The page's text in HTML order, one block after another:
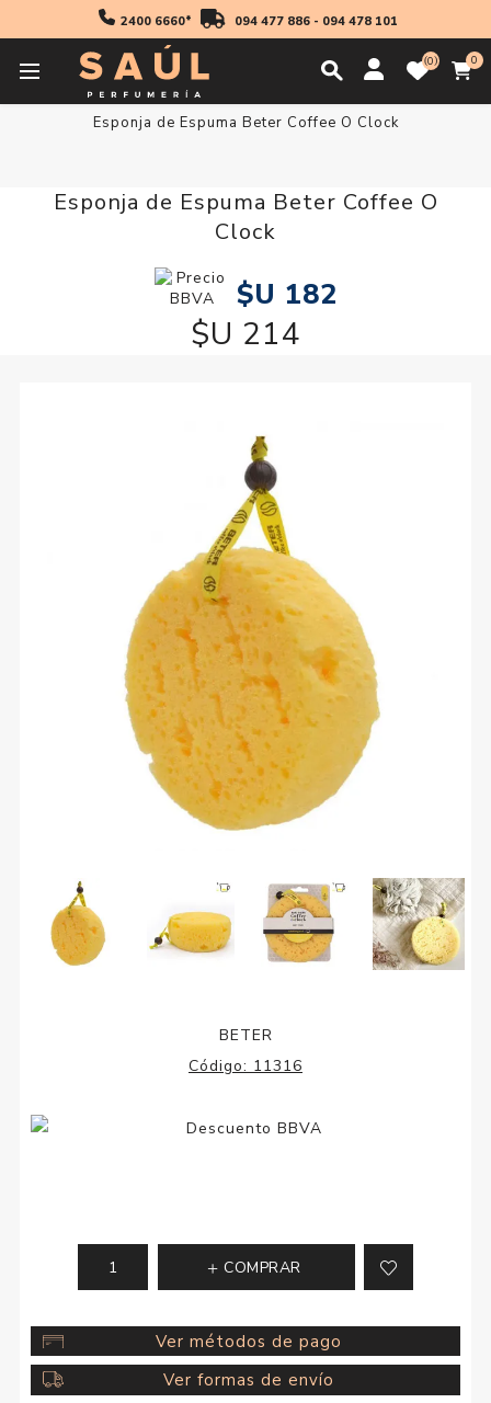
2400 6660* 094 477 886- 094 478 101
0 0
Maquillaje Rostro
Esponja de Espuma Beter Coffee O Clock
Esponja de Espuma Beter Coffee O
Clock
$U 182
$U 214
BETER
Código: 11316
COMPRAR
Ver métodos de pago
Ver formas de envío